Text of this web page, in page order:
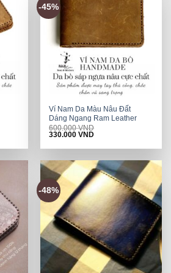
-45%
Ví Nam Da Màu Nâu Đất
Dáng Ngang Ram Leather
600.000VND
Original
was:
330.000VNDCurrent
is:
-48%